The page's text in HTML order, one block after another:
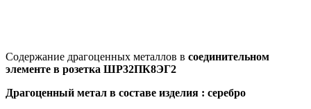
Содержание драгоценных металлов в соединительном
элементе в розетка ШР32ПК8ЭГ2
Драгоценный метал в составе изделия : серебро